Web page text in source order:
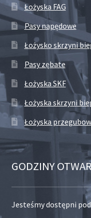
Łożyska FAG
Pasy napędowe
Łożysko skrzyni
Pasy zębate
Łożyska SKF
Łożyska skrzyni
Łożyska
GODZINY
Jesteśmy dostępni